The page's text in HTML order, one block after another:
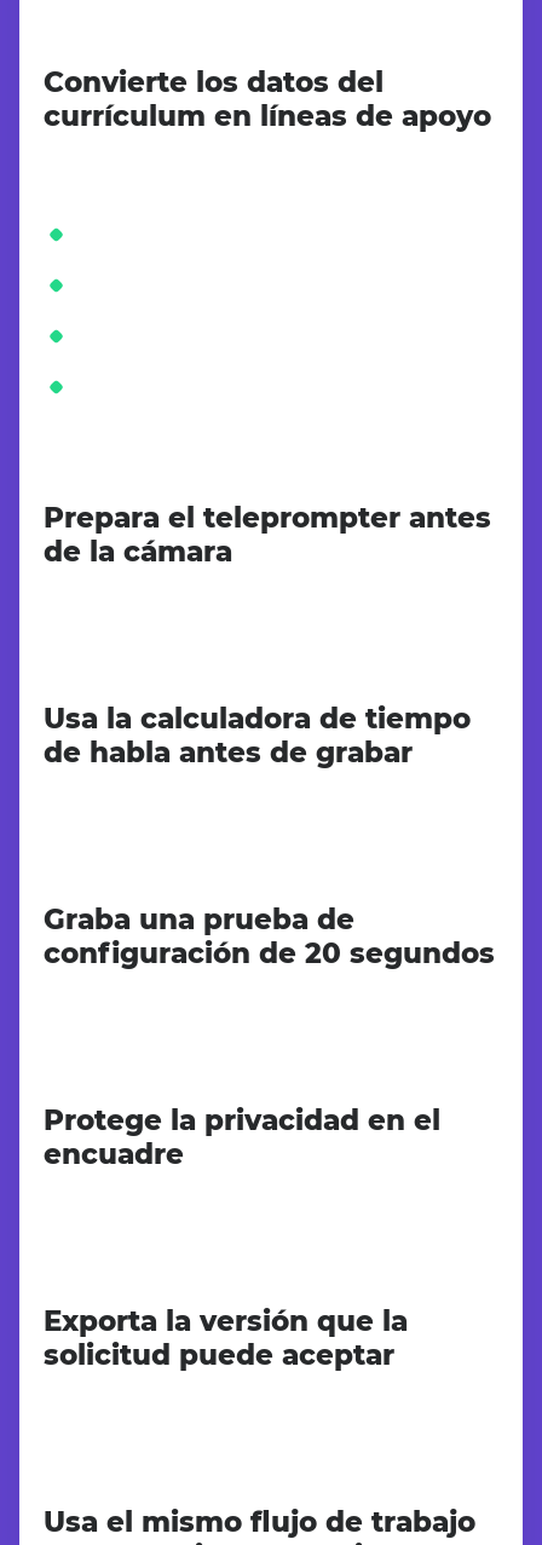
Convierte los datos del
currículum en líneas de apoyo
Prepara el teleprompter antes
de la cámara
Usa la calculadora de tiempo
de habla antes de grabar
Graba una prueba de
configuración de 20 segundos
Protege la privacidad en el
encuadre
Exporta la versión que la
solicitud puede aceptar
Usa el mismo flujo de trabajo